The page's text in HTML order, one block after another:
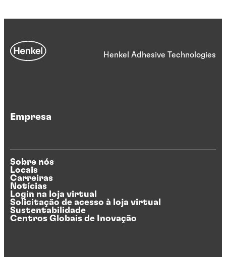
Henkel Adhesive Technologies
Empresa
Sobre nós
Locais
Carreiras
Notícias
Login na loja virtual
Solicitação de acesso à loja virtual
Sustentabilidade
Centros Globais de Inovação